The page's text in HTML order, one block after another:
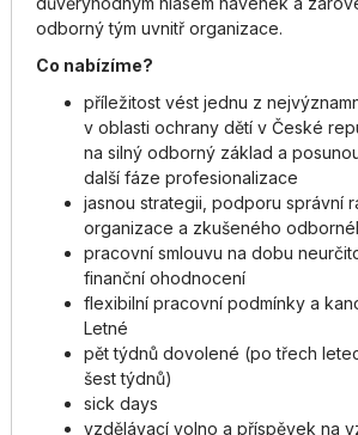
odborný tým uvnitř organizace.
Co nabízíme?
příležitost vést jednu z
v oblasti ochrany dětí v České
na silný odborný základ a
další fáze profesionalizace
jasnou strategii, podporu správní
organizace a zkušeného
pracovní smlouvu na dobu
finanční ohodnocení
flexibilní pracovní podmínky a
Letné
pět týdnů dovolené (po třech
šest týdnů)
sick days
vzdělávací volno a příspěvek na